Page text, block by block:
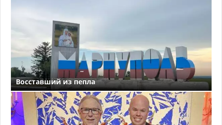
Восставший из пепла